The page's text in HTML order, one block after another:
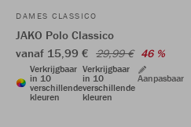
DAMES CLASSICO
JAKO Polo Classico
vanaf 15,99 € 29,99 € 46 %
Verkrijgbaar
in 10
verschillende
kleuren
Verkrijgbaar
in 10
verschillende
kleuren
Aanpasbaar